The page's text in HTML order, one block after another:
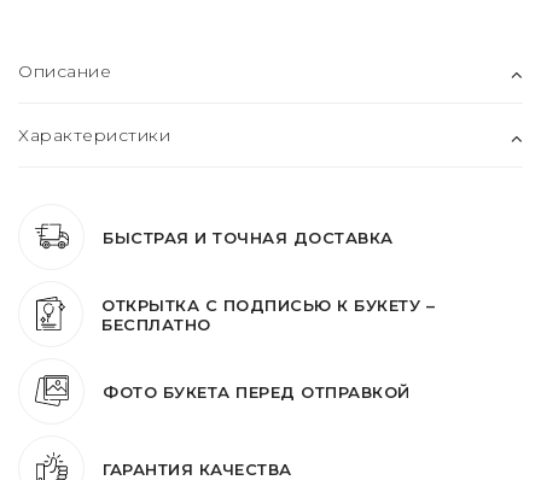
Описание
Характеристики
БЫСТРАЯ И ТОЧНАЯ ДОСТАВКА
ОТКРЫТКА С ПОДПИСЬЮ К БУКЕТУ –
БЕСПЛАТНО
ФОТО БУКЕТА ПЕРЕД ОТПРАВКОЙ
ГАРАНТИЯ КАЧЕСТВА